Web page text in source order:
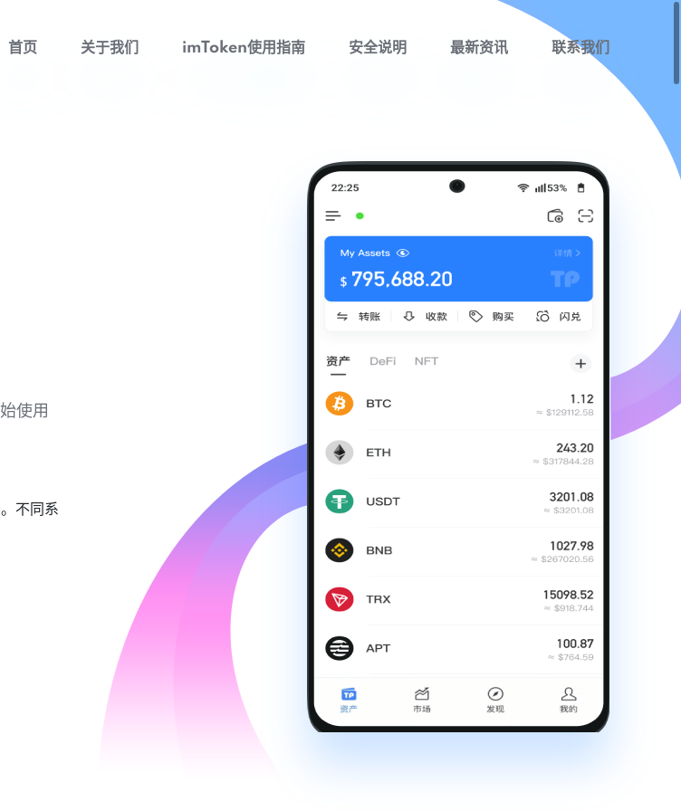
首页 关于我们 imToken使用指南 安全说明 最新资讯 联系我们
使用
不同系